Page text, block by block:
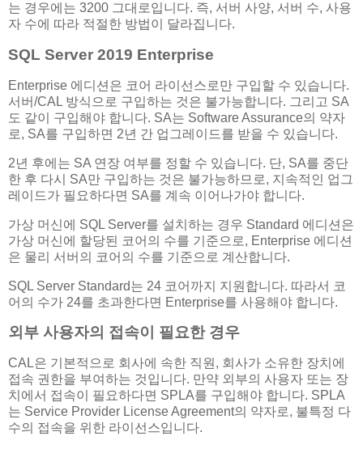
는 경우에는 3200 그대로입니다. 즉, 서버 사양, 서버 수, 사용
자 수에 따라 적절한 방법이 달라집니다.
SQL Server 2019 Enterprise
Enterprise 에디션은 코어 라이선스로만 구입할 수 있습니다.
서버/CAL 방식으로 구입하는 것은 불가능합니다. 그리고 SA
도 같이 구입해야 합니다. SA는 Software Assurance의 약자
로, SA를 구입하면 2년 간 업그레이드를 받을 수 있습니다.
2년 후에는 SA 연장 여부를 정할 수 있습니다. 단, SA를 중단
한 후 다시 SA만 구입하는 것은 불가능하므로, 지속적인 업그
레이드가 필요하다면 SA를 계속 이어나가야 합니다.
가상 머신에 SQL Server를 설치하는 경우 Standard 에디션은
가상 머신에 할당된 코어의 수를 기준으로, Enterprise 에디션
은 물리 서버의 코어의 수를 기준으로 계산합니다.
SQL Server Standard는 24 코어까지 지원합니다. 따라서 코
어의 수가 24를 초과한다면 Enterprise를 사용해야 합니다.
외부 사용자의 접속이 필요한 경우
CAL은 기본적으로 회사에 속한 직원, 회사가 소유한 장치에
접속 권한을 부여하는 것입니다. 만약 외부의 사용자 또는 장
치에서 접속이 필요하다면 SPLA를 구입해야 합니다. SPLA
는 Service Provider License Agreement의 약자로, 불특정 다
수의 접속을 위한 라이선스입니다.